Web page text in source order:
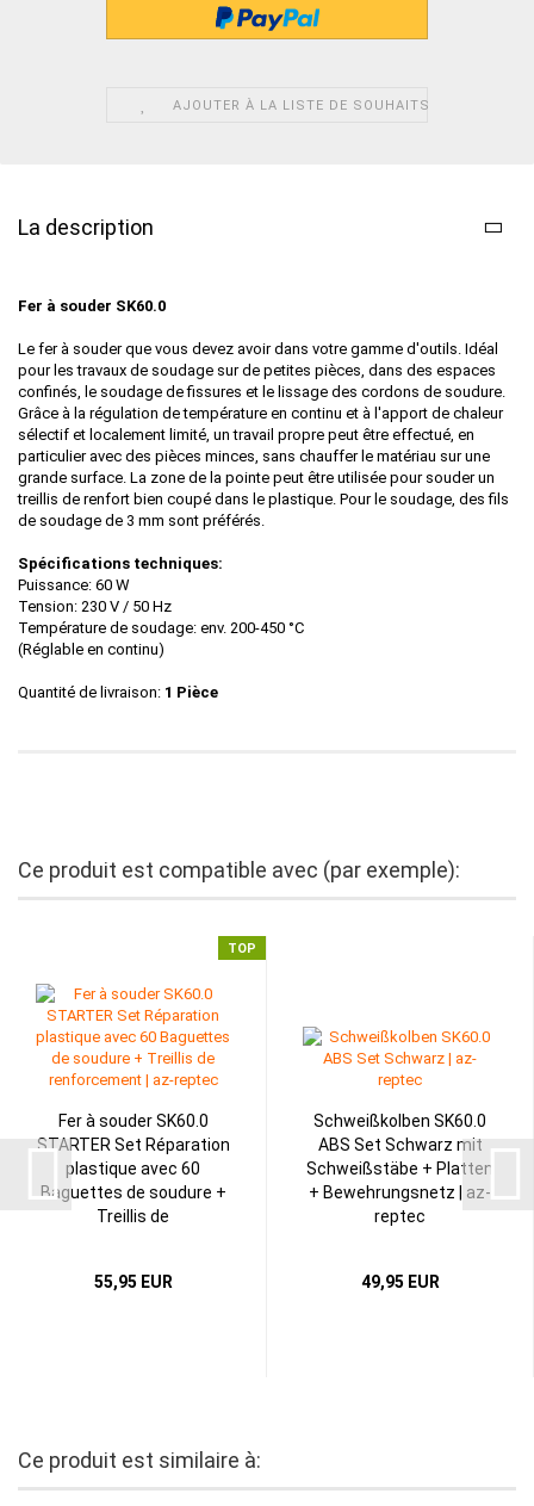
AJOUTER À LA LISTE DE SOUHAITS
La description
Fer à souder SK60.0
Le fer à souder que vous devez avoir dans votre gamme d'outils. Idéal
pour les travaux de soudage sur de petites pièces, dans des espaces
confinés, le soudage de fissures et le lissage des cordons de soudure.
Grâce à la régulation de température en continu et à l'apport de chaleur
sélectif et localement limité, un travail propre peut être effectué, en
particulier avec des pièces minces, sans chauffer le matériau sur une
grande surface. La zone de la pointe peut être utilisée pour souder un
treillis de renfort bien coupé dans le plastique. Pour le soudage, des fils
de soudage de 3 mm sont préférés.
Spécifications techniques:
Puissance: 60 W
Tension: 230 V / 50 Hz
Température de soudage: env. 200-450 °C
(Réglable en continu)
Quantité de livraison: 1 Pièce
Ce produit est compatible avec (par exemple):
TOP
Fer à souder SK60.0
STARTER Set Réparation
plastique avec 60
Baguettes de soudure +
Treillis de
55,95 EUR
Schweißkolben SK60.0
ABS Set Schwarz mit
Schweißstäbe + Platten
+ Bewehrungsnetz | az-
reptec
49,95 EUR
Ce produit est similaire à: